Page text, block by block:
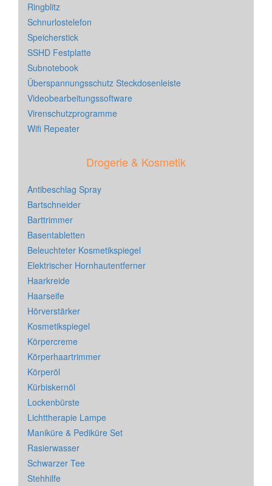
Ringblitz
Schnurlostelefon
Speicherstick
SSHD Festplatte
Subnotebook
Überspannungsschutz Steckdosenleiste
Videobearbeitungssoftware
Virenschutzprogramme
Wifi Repeater
Drogerie & Kosmetik
Antibeschlag Spray
Bartschneider
Barttrimmer
Basentabletten
Beleuchteter Kosmetikspiegel
Elektrischer Hornhautentferner
Haarkreide
Haarseife
Hörverstärker
Kosmetikspiegel
Körpercreme
Körperhaartrimmer
Körperöl
Kürbiskernöl
Lockenbürste
Lichttherapie Lampe
Maniküre & Pediküre Set
Rasierwasser
Schwarzer Tee
Stehhilfe